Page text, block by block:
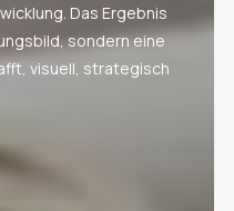
Das Ergebnis
sondern eine
visuell, strategisch